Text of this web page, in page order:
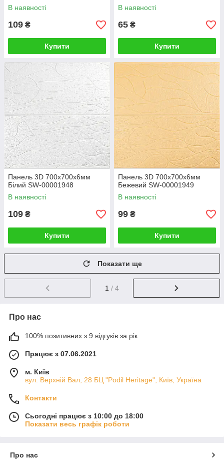
В наявності
109 ₴
Купити
В наявності
65 ₴
Купити
Панель 3D 700х700х6мм
Білий SW-00001948
В наявності
109 ₴
Купити
Панель 3D 700х700х6мм
Бежевий SW-00001949
В наявності
99 ₴
Купити
Показати ще
1 / 4
Про нас
100% позитивних з 9 відгуків за рік
Працює з 07.06.2021
м. Київ
вул. Верхній Вал, 28 БЦ "Podil Heritage", Київ, Україна
Контакти
Сьогодні працює з 10:00 до 18:00
Показати весь графік роботи
Про нас